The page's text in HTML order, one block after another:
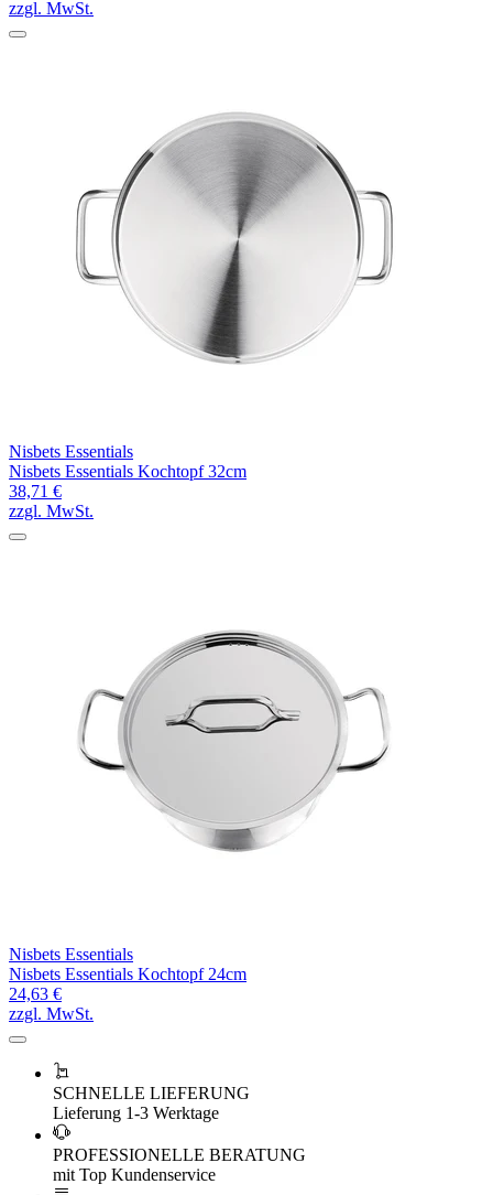
zzgl. MwSt.
Nisbets Essentials
Nisbets Essentials Kochtopf 32cm
38,71 €
zzgl. MwSt.
Nisbets Essentials
Nisbets Essentials Kochtopf 24cm
24,63 €
zzgl. MwSt.
SCHNELLE LIEFERUNG
Lieferung 1-3 Werktage
PROFESSIONELLE BERATUNG
mit Top Kundenservice